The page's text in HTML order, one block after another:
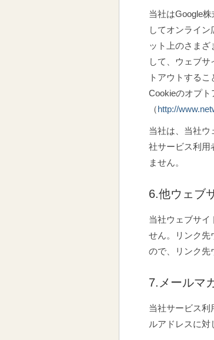
当社はGoogle
してオンライ
ット上のさま
して、ウェブ
トアウトするこ
Cookieのオプト
（http://
当社は、当社ウ
社サービス利用
ません。
6.他ウェブ
当社ウェブサイ
せん。リンク先
ので、リンク先
7.メールマ
当社サービス利
ルアドレスに対